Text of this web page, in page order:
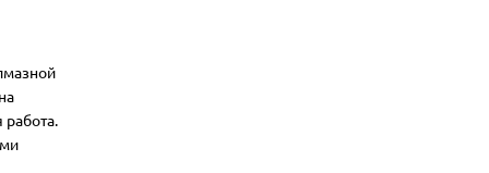
работа.